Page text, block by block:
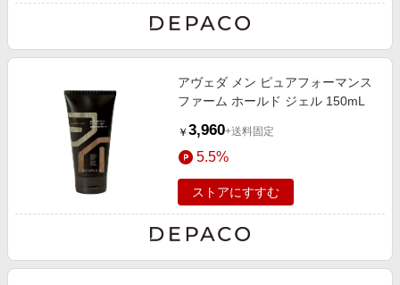
アヴェダ メン ピュアフォーマンス
ファーム ホールド ジェル 150mL
￥ 3,960+送料固定
5.5%
ストアにすすむ